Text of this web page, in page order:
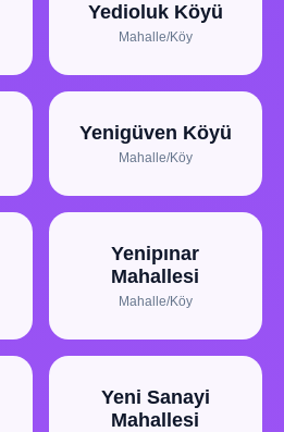
Yedioluk Köyü
Mahalle/Köy
Yenigüven Köyü
Mahalle/Köy
Yenipınar
Mahallesi
Mahalle/Köy
Yeni Sanayi
Mahallesi